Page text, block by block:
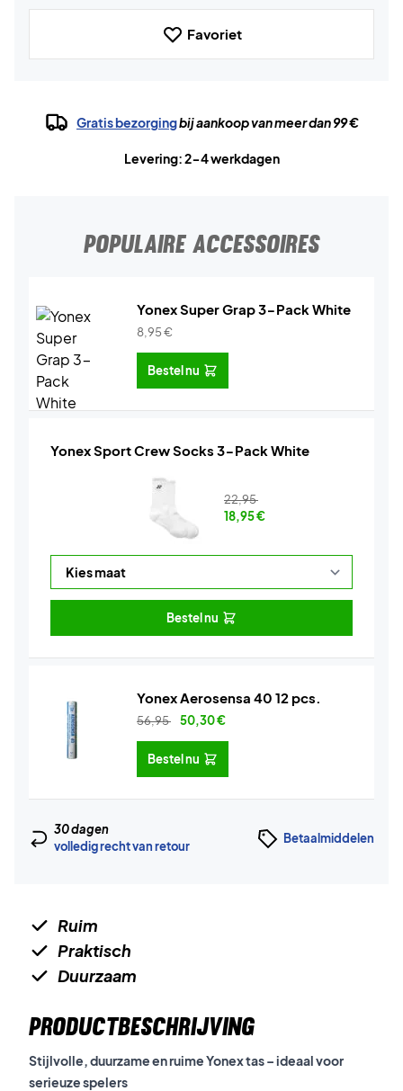
Favoriet
Gratis bezorgingbij aankoop van meer dan 99 €
Levering: 2-4 werkdagen
POPULAIRE ACCESSOIRES
Yonex Super Grap 3-Pack White
8,95€
Bestel nu
Yonex Sport Crew Socks 3-Pack White
22,95
18,95€
Bestel nu
Yonex Aerosensa 40 12 pcs.
56,95 50,30€
Bestel nu
30 dagen
volledig recht van retour
Betaalmiddelen
Ruim
Praktisch
Duurzaam
PRODUCTBESCHRIJVING
Stijlvolle, duurzame en ruime Yonex tas – ideaal voor
serieuze spelers